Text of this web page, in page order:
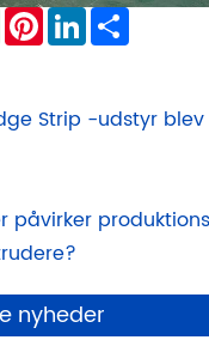
WhatsApp
PinterestLinkedIn
Share
Strip -udstyr
påvirker
nyheder